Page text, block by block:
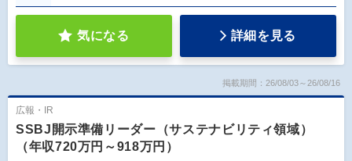
気になる 詳細を見る
掲載期間：26/08/03～26/08/16
広報・IR
SSBJ開示準備リーダー（サステナビリティ領域）
（年収720万円～918万円）